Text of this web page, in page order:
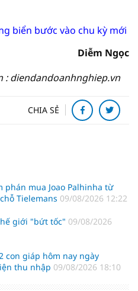
biển bước vào chu kỳ mới
Diễm Ngọc
: diendandoanhnghiep.vn
CHIA SẺ
mua Joao Palhinha từ
Tielemans 09/08/2026 12:22
giới "bứt tốc" 09/08/2026
con giáp hôm nay ngày
thu nhập 09/08/2026 18:10